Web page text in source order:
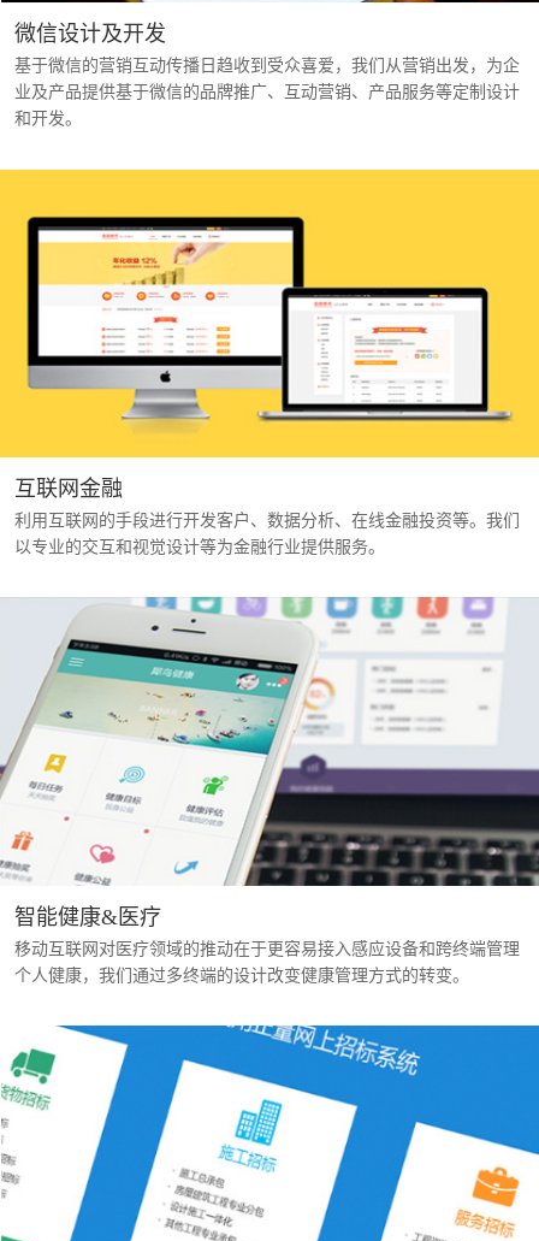
微信设计及开发
基于微信的营销互动传播日趋收到受众喜爱，我们从营销出发，为企
业及产品提供基于微信的品牌推广、互动营销、产品服务等定制设计
和开发。
互联网金融
利用互联网的手段进行开发客户、数据分析、在线金融投资等。我们
以专业的交互和视觉设计等为金融行业提供服务。
智能健康&医疗
移动互联网对医疗领域的推动在于更容易接入感应设备和跨终端管理
个人健康，我们通过多终端的设计改变健康管理方式的转变。